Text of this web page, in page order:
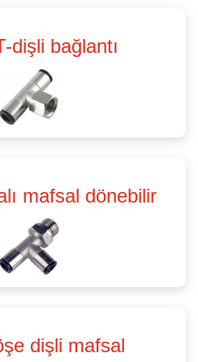
dişli bağlantı
mafsal dönebilir
dişli mafsal